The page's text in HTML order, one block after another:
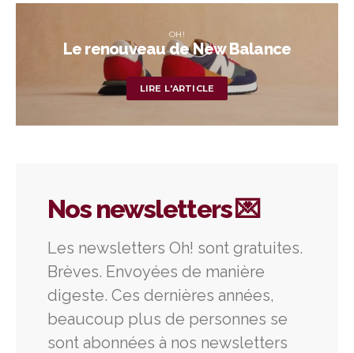
OH!
Le renouveau de New Balance
LIRE L'ARTICLE
Nos newsletters 💌
Les newsletters Oh! sont gratuites.
Brèves. Envoyées de manière
digeste. Ces dernières années,
beaucoup plus de personnes se
sont abonnées à nos newsletters